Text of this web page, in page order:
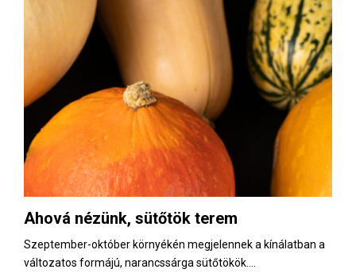
Ahová nézünk, sütőtök terem
Szeptember-október környékén megjelennek a kínálatban a
változatos formájú, narancssárga sütőtökök....